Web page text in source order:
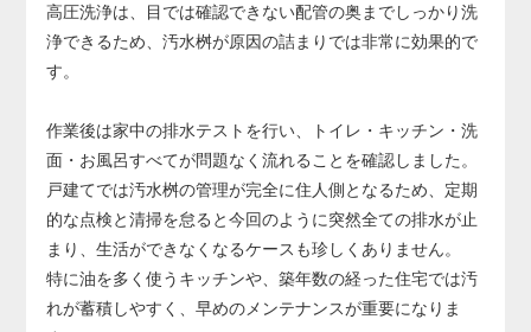
高圧洗浄は、目では確認できない配管の奥までしっかり洗
浄できるため、汚水桝が原因の詰まりでは非常に効果的で
す。
作業後は家中の排水テストを行い、トイレ・キッチン・洗
面・お風呂すべてが問題なく流れることを確認しました。
戸建てでは汚水桝の管理が完全に住人側となるため、定期
的な点検と清掃を怠ると今回のように突然全ての排水が止
まり、生活ができなくなるケースも珍しくありません。
特に油を多く使うキッチンや、築年数の経った住宅では汚
れが蓄積しやすく、早めのメンテナンスが重要になりま